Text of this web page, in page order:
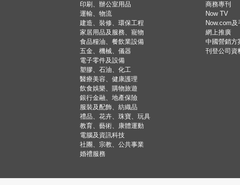
印刷、辦公室用品
運輸、物流
建造、裝修、環保工程
家居用品及服務、寵物
食品糧油、餐飲業設備
五金、機械、儀器
電子零件及設備
塑膠、石油、化工
醫療美容、健康護理
飲食娛樂、購物旅遊
銀行金融、地產保險
服裝及配飾、紡織品
禮品、花卉、珠寶、玩具
教育、藝術、康體運動
電腦及資訊科技
社團、宗教、公共事業
婚禮服務
商務專刊
Now TV
Now.com
網上推廣
中國營銷方
刊登公司資